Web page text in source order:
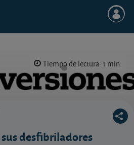
Tiempo de lectura: 1 min.
desfibriladores